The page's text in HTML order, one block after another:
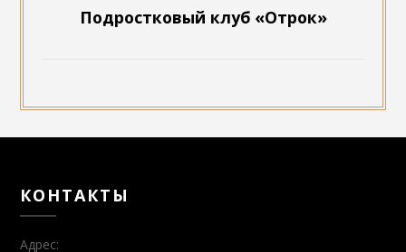
Подростковый клуб «Отрок»
КОНТАКТЫ
Адрес: